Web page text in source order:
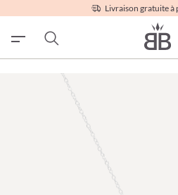
Livraison gratuite à